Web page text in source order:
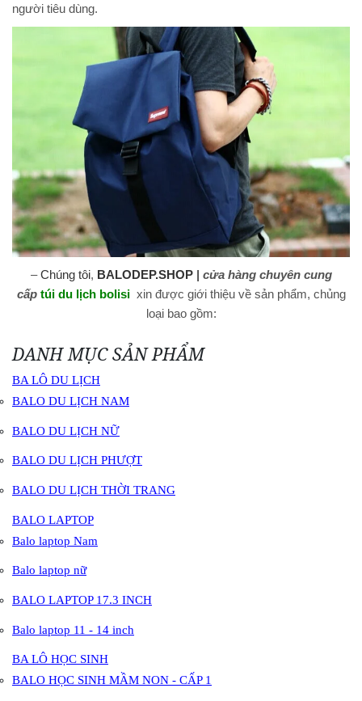
người tiêu dùng.
–Chúng tôi, BALODEP.SHOP| cửa hàng chuyên cung
cấp túi du lịch bolisi xin được giới thiệu về sản phẩm, chủng
loại bao gồm:
DANH MỤC SẢN PHẨM
BA LÔ DU LỊCH
BALO DU LỊCH NAM
BALO DU LỊCH NỮ
BALO DU LỊCH PHƯỢT
BALO DU LỊCH THỜI TRANG
BALO LAPTOP
Balo laptop Nam
Balo laptop nữ
BALO LAPTOP 17.3 INCH
Balo laptop 11 - 14 inch
BA LÔ HỌC SINH
BALO HỌC SINH MẦM NON - CẤP 1